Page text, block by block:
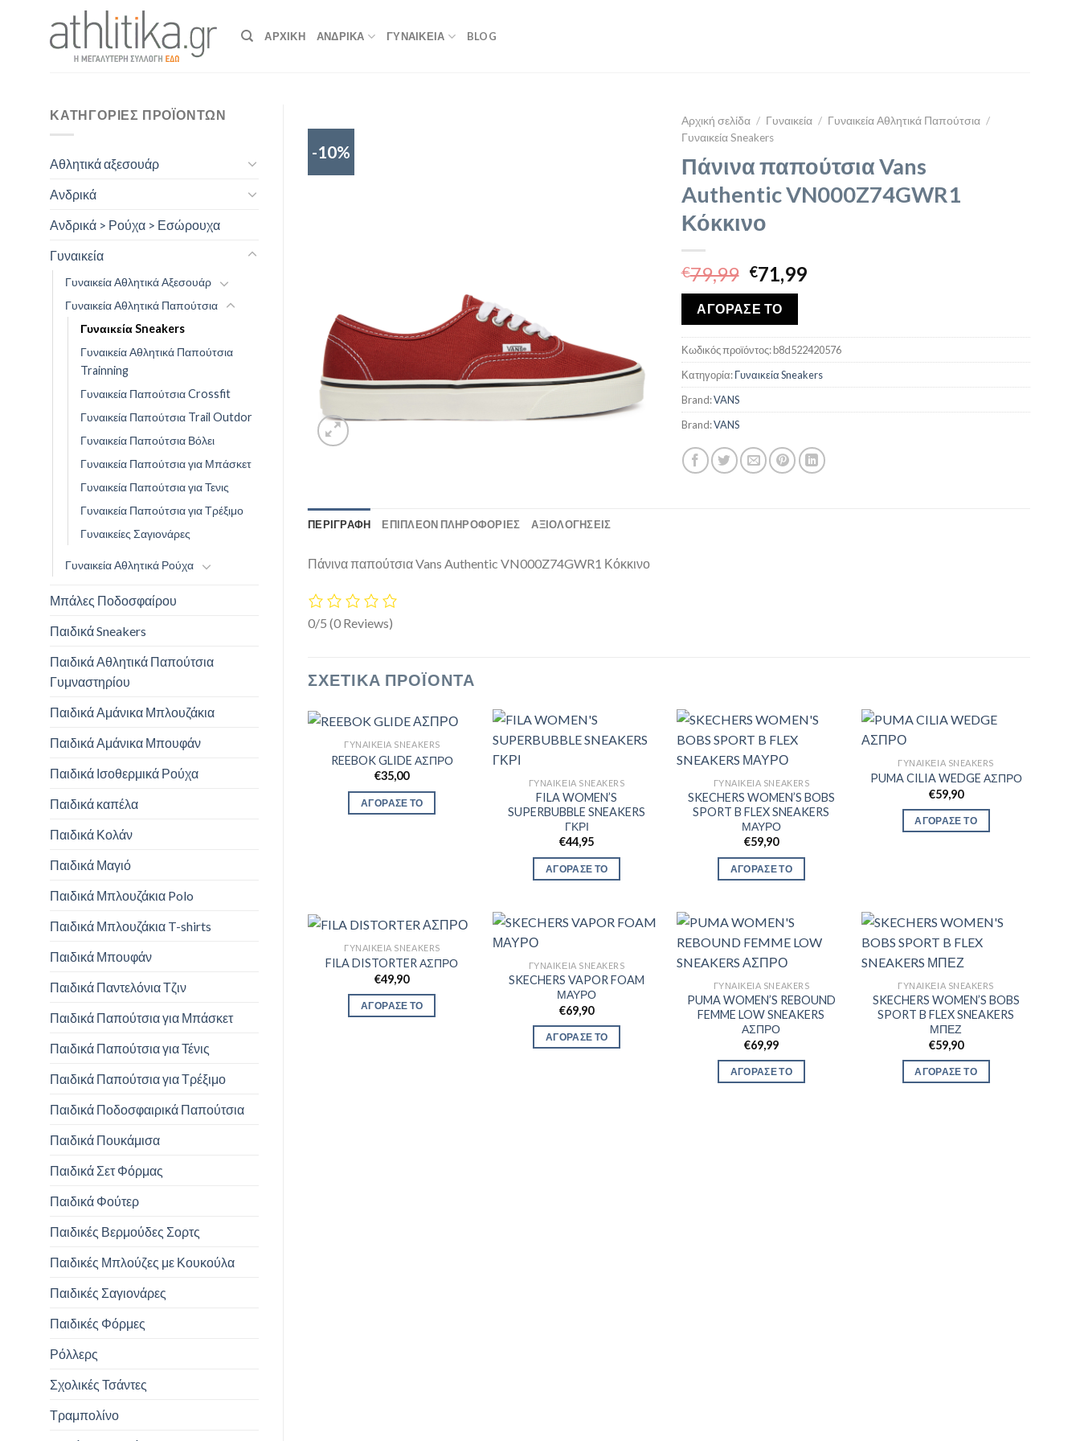
ΑΡΧΙΚΉ ΑΝΔΡΙΚΑ ΓΥΝΑΙΚΕΙΑ BLOG
ΚΑΤΗΓΟΡΊΕΣ ΠΡΟΪΌΝΤΩΝ
Αθλητικά αξεσουάρ
Ανδρικά
Ανδρικά > Ρούχα > Εσώρουχα
Γυναικεία
Γυναικεία Αθλητικά Αξεσουάρ
Γυναικεία Αθλητικά Παπούτσια
Γυναικεία Sneakers
Γυναικεία Αθλητικά Παπούτσια
Trainning
Γυναικεία Παπούτσια Crossfit
Γυναικεία Παπούτσια Trail Outdor
Γυναικεία Παπούτσια Βόλει
Γυναικεία Παπούτσια για Μπάσκετ
Γυναικεία Παπούτσια για Τενις
Γυναικεία Παπούτσια για Τρέξιμο
Γυναικείες Σαγιονάρες
Γυναικεία Αθλητικά Ρούχα
Μπάλες Ποδοσφαίρου
Παιδικά Sneakers
Παιδικά Αθλητικά Παπούτσια
Γυμναστηρίου
Παιδικά Αμάνικα Μπλουζάκια
Παιδικά Αμάνικα Μπουφάν
Παιδικά Ισοθερμικά Ρούχα
Παιδικά καπέλα
Παιδικά Κολάν
Παιδικά Μαγιό
Παιδικά Μπλουζάκια Polo
Παιδικά Μπλουζάκια T-shirts
Παιδικά Μπουφάν
Παιδικά Παντελόνια Τζιν
Παιδικά Παπούτσια για Μπάσκετ
Παιδικά Παπούτσια για Τένις
Παιδικά Παπούτσια για Τρέξιμο
Παιδικά Ποδοσφαιρικά Παπούτσια
Παιδικά Πουκάμισα
Παιδικά Σετ Φόρμας
Παιδικά Φούτερ
Παιδικές Βερμούδες Σορτς
Παιδικές Μπλούζες με Κουκούλα
Παιδικές Σαγιονάρες
Παιδικές Φόρμες
Ρόλλερς
Σχολικές Τσάντες
Τραμπολίνο
-10%
Αρχική σελίδα / Γυναικεία / Γυναικεία Αθλητικά Παπούτσια /
Γυναικεία Sneakers
Πάνινα παπούτσια Vans
Authentic VN000Z74GWR1
Κόκκινο
€79,99 Original
price
was:
€79,99.
€71,99Η
€71,99.
ΑΓΟΡΑΣΕ ΤΟ
Κωδικός προϊόντος:b8d522420576
Κατηγορία:Γυναικεία Sneakers
Brand:VANS
Brand:VANS
ΠΕΡΙΓΡΑΦΉ ΕΠΙΠΛΈΟΝ ΠΛΗΡΟΦΟΡΊΕΣ ΑΞΙΟΛΟΓΗΣΕΙΣ
Πάνινα παπούτσια Vans Authentic VN000Z74GWR1 Κόκκινο
0/5 (0 Reviews)
ΣΧΕΤΙΚΆ ΠΡΟΪΌΝΤΑ
ΓΥΝΑΙΚΕΊΑ SNEAKERS
REEBOK GLIDE ΑΣΠΡΟ
€35,00
ΑΓΟΡΑΣΕ ΤΟ
ΓΥΝΑΙΚΕΊΑ SNEAKERS
FILA WOMEN’S
SUPERBUBBLE SNEAKERS
ΓΚΡΙ
€44,95
ΑΓΟΡΑΣΕ ΤΟ
ΓΥΝΑΙΚΕΊΑ SNEAKERS
SKECHERS WOMEN’S BOBS
SPORT B FLEX SNEAKERS
ΜΑΥΡΟ
€59,90
ΑΓΟΡΑΣΕ ΤΟ
ΓΥΝΑΙΚΕΊΑ SNEAKERS
PUMA CILIA WEDGE ΑΣΠΡΟ
€59,90
ΑΓΟΡΑΣΕ ΤΟ
ΓΥΝΑΙΚΕΊΑ SNEAKERS
FILA DISTORTER ΑΣΠΡΟ
€49,90
ΑΓΟΡΑΣΕ ΤΟ
ΓΥΝΑΙΚΕΊΑ SNEAKERS
SKECHERS VAPOR FOAM
ΜΑΥΡΟ
€69,90
ΑΓΟΡΑΣΕ ΤΟ
ΓΥΝΑΙΚΕΊΑ SNEAKERS
PUMA WOMEN’S REBOUND
FEMME LOW SNEAKERS
ΑΣΠΡΟ
€69,99
ΑΓΟΡΑΣΕ ΤΟ
ΓΥΝΑΙΚΕΊΑ SNEAKERS
SKECHERS WOMEN’S BOBS
SPORT B FLEX SNEAKERS
ΜΠΕΖ
€59,90
ΑΓΟΡΑΣΕ ΤΟ